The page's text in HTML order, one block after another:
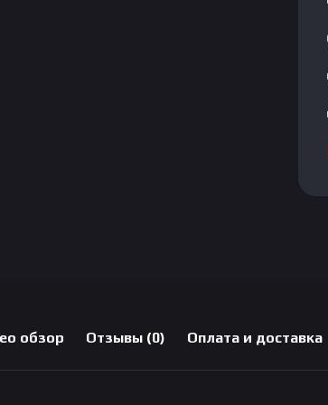
обзор Отзывы (0) Оплата и доставка